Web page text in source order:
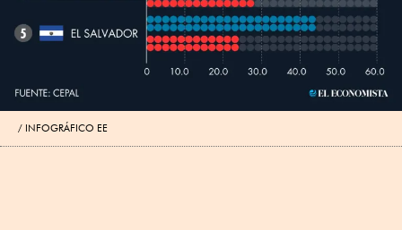
INFOGRÁFICO EE